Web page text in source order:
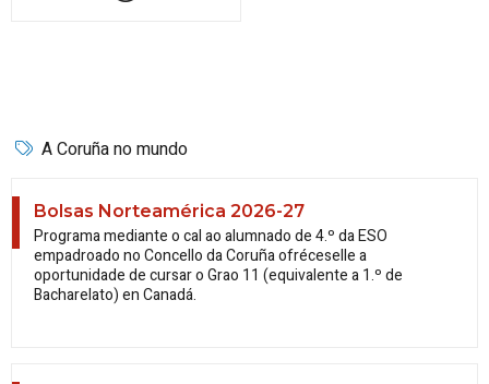
A Coruña no mundo
Bolsas Norteamérica 2026-27
Programa mediante o cal ao alumnado de 4.º da ESO
empadroado no Concello da Coruña ofréceselle a
oportunidade de cursar o Grao 11 (equivalente a 1.º de
Bacharelato) en Canadá.